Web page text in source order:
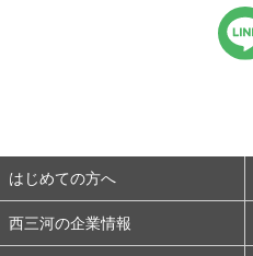
はじめての方へ
西三河の企業情報